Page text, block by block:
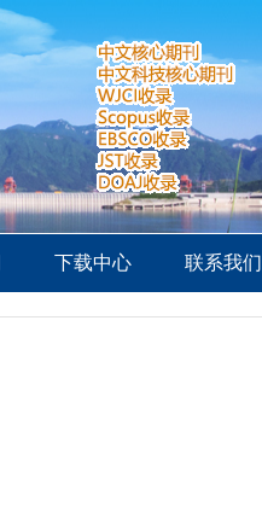
下载中心 联系我们